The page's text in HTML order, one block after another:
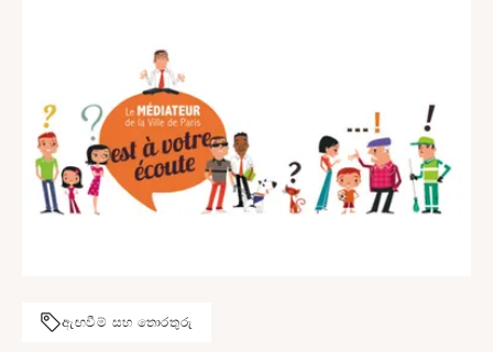
ඇඟවීම් සහ තොරතුරු